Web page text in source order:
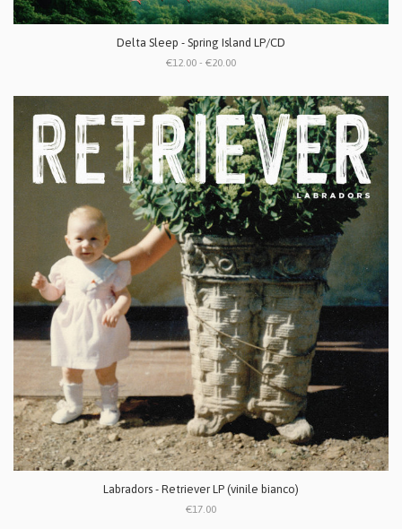
Delta Sleep - Spring Island LP/CD
€12.00 - €20.00
Labradors - Retriever LP (vinile bianco)
€17.00